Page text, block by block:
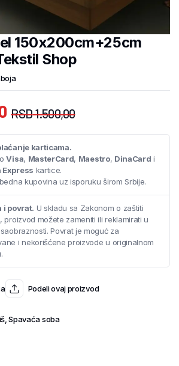
150x200cm+25cm
Shop
RSD1.500,00
karticama.
Visa, MasterCard, Maestro, DinaCard i
Express kartice.
kupovina uz isporuku širom Srbije.
i povrat. U skladu sa Zakonom o zaštiti
proizvod možete zameniti ili reklamirati u
Povrat je moguć za
i nekorišćene proizvode u originalnom
Podeli ovaj proizvod
,Spavaća soba